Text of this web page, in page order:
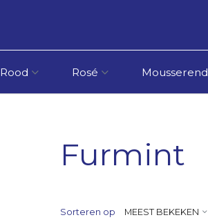
Rood Rosé Mousserend
Furmint
Sorteren op MEEST BEKEKEN